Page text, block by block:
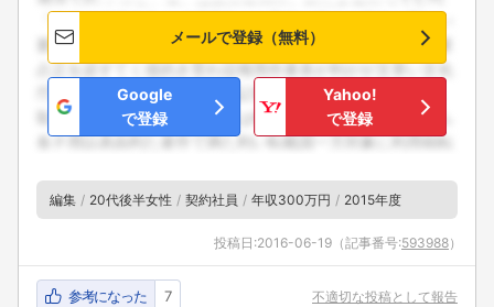
メールで登録（無料）
Google
で登録
Yahoo!
で登録
編集 20代後半女性 契約社員 年収300万円 2015年度
投稿日:2016-06-19 （記事番号:593988）
参考になった 7 不適切な投稿として報告